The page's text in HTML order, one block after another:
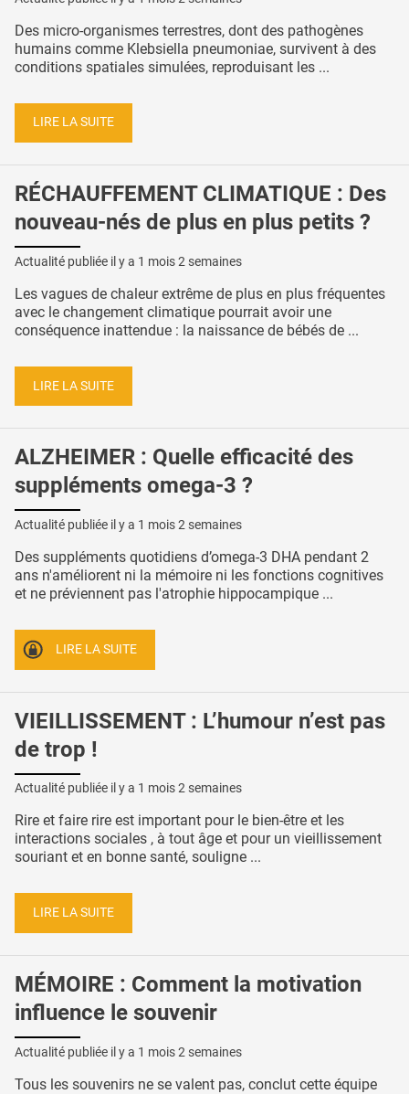
Des micro-organismes terrestres, dont des pathogènes
humains comme Klebsiella pneumoniae, survivent à des
conditions spatiales simulées, reproduisant les ...
LIRE LA SUITE
RÉCHAUFFEMENT CLIMATIQUE : Des
nouveau-nés de plus en plus petits ?
Actualité publiée il y a 1 mois 2 semaines
Les vagues de chaleur extrême de plus en plus fréquentes
avec le changement climatique pourrait avoir une
conséquence inattendue : la naissance de bébés de ...
LIRE LA SUITE
ALZHEIMER : Quelle efficacité des
suppléments omega-3 ?
Actualité publiée il y a 1 mois 2 semaines
Des suppléments quotidiens d’omega-3 DHA pendant 2
ans n'améliorent ni la mémoire ni les fonctions cognitives
et ne préviennent pas l'atrophie hippocampique ...
LIRE LA SUITE
VIEILLISSEMENT : L’humour n’est pas
de trop !
Actualité publiée il y a 1 mois 2 semaines
Rire et faire rire est important pour le bien-être et les
interactions sociales , à tout âge et pour un vieillissement
souriant et en bonne santé, souligne ...
LIRE LA SUITE
MÉMOIRE : Comment la motivation
influence le souvenir
Actualité publiée il y a 1 mois 2 semaines
Tous les souvenirs ne se valent pas, conclut cette équipe